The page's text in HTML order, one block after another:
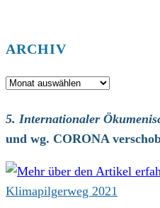
ARCHIV
Archiv
5. Internationaler
und wg. CORONA
Klimapilgerweg 2021